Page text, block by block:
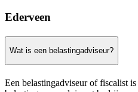
Ederveen
Wat is een belastingadviseur?
Een belastingadviseur of fiscalist